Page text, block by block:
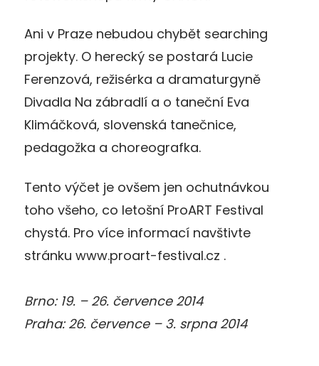
Ani v Praze nebudou chybět searching
projekty. O herecký se postará Lucie
Ferenzová, režisérka a dramaturgyně
Divadla Na zábradlí a o taneční Eva
Klimáčková, slovenská tanečnice,
pedagožka a choreografka.
Tento výčet je ovšem jen ochutnávkou
toho všeho, co letošní ProART Festival
chystá. Pro více informací navštivte
stránku www.proart-festival.cz .
Brno: 19. – 26. července 2014
Praha: 26. července – 3. srpna 2014